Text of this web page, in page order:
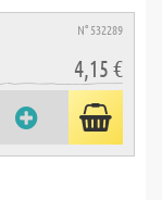
N° 532289
4,15 €